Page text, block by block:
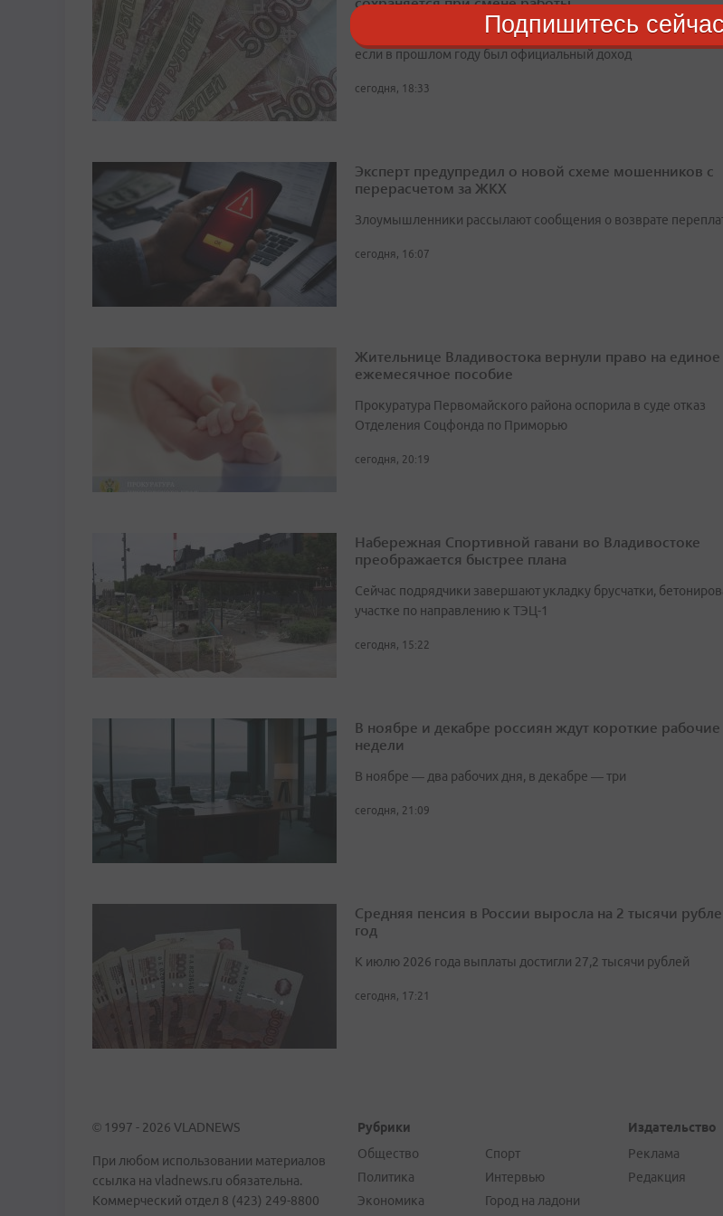
Обратиться за выплатой можно даже в период поиска новой
если в прошлом году был официальный доход
сегодня, 18:33
Эксперт предупредил о новой схеме мошенников с
перерасчетом за ЖКХ
Злоумышленники рассылают сообщения о возврате
сегодня, 16:07
Жительнице Владивостока вернули право на единое
ежемесячное пособие
Прокуратура Первомайского района оспорила в суде отказ
Отделения Соцфонда по Приморью
сегодня, 20:19
Набережная Спортивной гавани во Владивостоке
преображается быстрее плана
Сейчас подрядчики завершают укладку брусчатки,
участке по направлению к ТЭЦ-1
сегодня, 15:22
В ноябре и декабре россиян ждут короткие рабочие
недели
В ноябре — два рабочих дня, в декабре — три
сегодня, 21:09
Средняя пенсия в России выросла на 2 тысячи
год
К июлю 2026 года выплаты достигли 27,2 тысячи рублей
сегодня, 17:21
© 1997 - 2026 VLADNEWS
При любом использовании материалов
ссылка на vladnews.ru обязательна.
Коммерческий отдел 8 (423) 249-8800
Рубрики
Общество
Политика
Экономика
Спорт
Интервью
Город на ладони
Издательство
Реклама
Редакция
Подпишитесь